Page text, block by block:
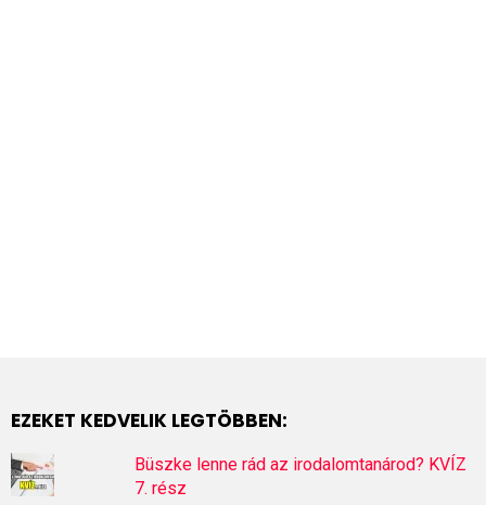
EZEKET KEDVELIK LEGTÖBBEN:
Büszke lenne rád az irodalomtanárod? KVÍZ
7. rész